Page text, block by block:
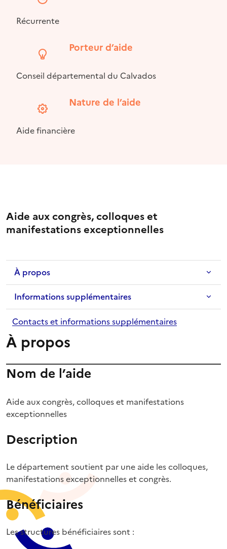
Récurrente
Porteur d’aide
Conseil départemental du Calvados
Nature de l’aide
Aide financière
Aide aux congrès, colloques et
manifestations exceptionnelles
À propos
Informations supplémentaires
Contacts et informations supplémentaires
À propos
Nom de l’aide
Aide aux congrès, colloques et manifestations
exceptionnelles
Description
Le département soutient par une aide les colloques,
manifestations exceptionnelles et congrès.
Bénéficiaires
Les structures bénéficiaires sont :